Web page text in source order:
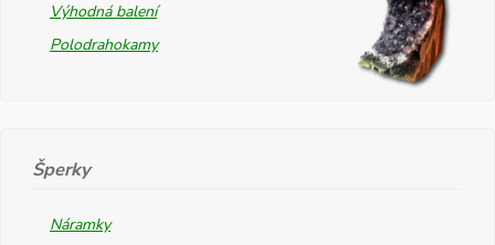
Výhodná balení
Polodrahokamy
Šperky
Náramky